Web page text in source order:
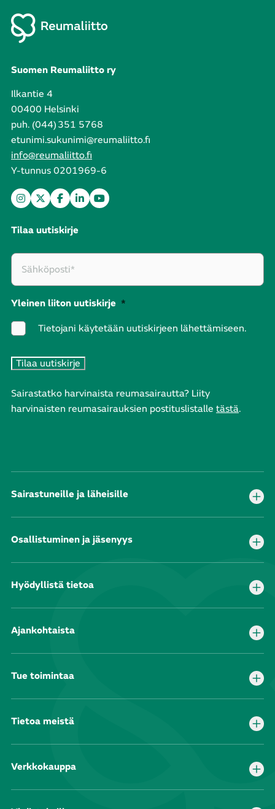
Suomen Reumaliitto ry
Ilkantie 4
00400 Helsinki
puh. (044) 351 5768
etunimi.sukunimi@reumaliitto.fi
info@reumaliitto.fi
Y-tunnus 0201969-6
Tilaa uutiskirje
Yleinen liiton uutiskirje *
Tietojani käytetään uutiskirjeen lähettämiseen.
Sairastatko harvinaista reumasairautta? Liity
harvinaisten reumasairauksien postituslistalle tästä.
Sairastuneille ja läheisille
Osallistuminen ja jäsenyys
Hyödyllistä tietoa
Ajankohtaista
Tue toimintaa
Tietoa meistä
Verkkokauppa